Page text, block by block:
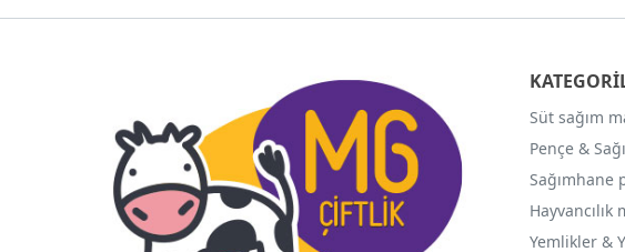
Süt sağım
Pençe &
Sağımhane
Yemlikler &